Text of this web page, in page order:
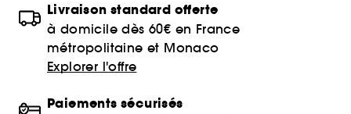
Livraison standard offerte
à domicile dès 60€ en France
métropolitaine et Monaco
Explorer l'offre
Paiements sécurisés